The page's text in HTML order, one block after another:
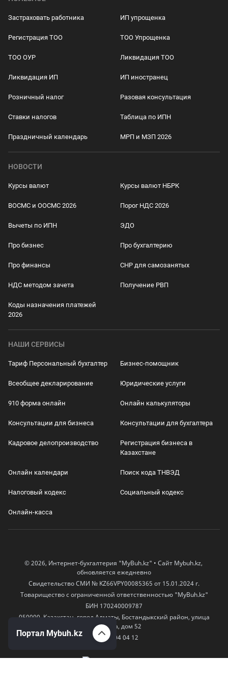
Застраховать работника ИП упрощенка
Регистрация ТОО ТОО Упрощенка
ТОО ОУР Ликвидация ТОО
Ликвидация ИП ИП иностранец
Розничный налог Разовая консультация
Ставки налогов Таблица по ИПН
Праздничный календарь МРП и МЗП 2026
НОВОСТИ
Курсы валют Курсы валют НБРК
ВОСМС и ООСМС 2026 Порог НДС 2026
Вычеты по ИПН ЭДО
Про бизнес Про бухгалтерию
Про финансы СНР для самозанятых
НДС методом зачета Получение РВП
Коды назначения платежей
2026
НАШИ СЕРВИСЫ
Тариф Персональный бухгалтер Бизнес-помощник
Всеобщее декларирование Юридические услуги
910 форма онлайн Онлайн калькуляторы
Консультации для бизнеса Консультации для бухгалтера
Кадровое делопроизводство
Регистрация бизнеса в
Казахстане
Онлайн календари Поиск кода ТНВЭД
Налоговый кодекс Социальный кодекс
Онлайн-касса
© 2026, Интернет-бухгалтерия "MyBuh.kz" • Сайт Mybuh.kz,
обновляется ежедневно
Свидетельство СМИ № KZ66VPY00085365 от 15.01.2024 г.
Товарищество с ограниченной ответственностью "MyBuh.kz"
БИН 170240009787
050000, Казахстан, город Алматы, Бостандыкский район, улица
Егизбаева, дом 52
+7 777 504 04 12
Портал Mybuh.kz